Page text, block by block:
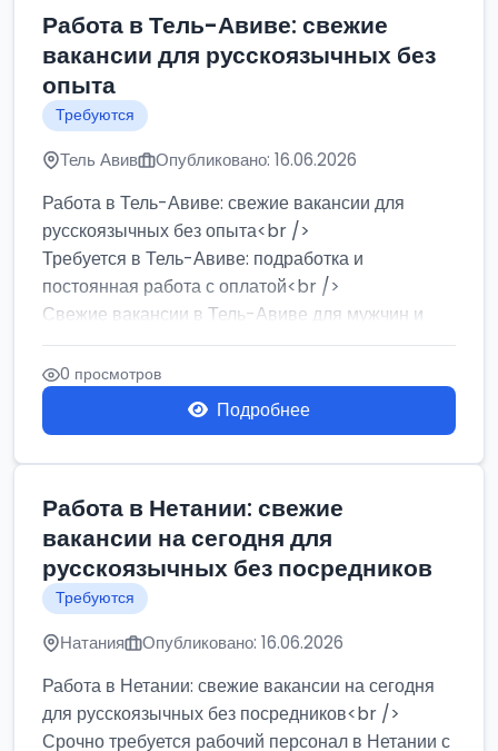
Работа в Тель-Авиве: свежие
вакансии для русскоязычных без
опыта
Требуются
Тель Авив Опубликовано: 16.06.2026
Работа в Тель-Авиве: свежие вакансии для
русскоязычных без опыта<br />
Требуется в Тель-Авиве: подработка и
постоянная работа с оплатой<br />
Свежие вакансии в Тель-Авиве для мужчин и
женщин от хозя...
0 просмотров
Подробнее
Работа в Нетании: свежие
вакансии на сегодня для
русскоязычных без посредников
Требуются
Натания Опубликовано: 16.06.2026
Работа в Нетании: свежие вакансии на сегодня
для русскоязычных без посредников<br />
Срочно требуется рабочий персонал в Нетании с